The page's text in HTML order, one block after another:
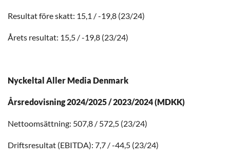
Resultat före skatt: 15,1 / -19,8 (23/24)
Årets resultat: 15,5 / -19,8 (23/24)
Nyckeltal Aller Media Denmark
Årsredovisning 2024/2025 / 2023/2024 (MDKK)
Nettoomsättning: 507,8 / 572,5 (23/24)
Driftsresultat (EBITDA): 7,7 / -44,5 (23/24)